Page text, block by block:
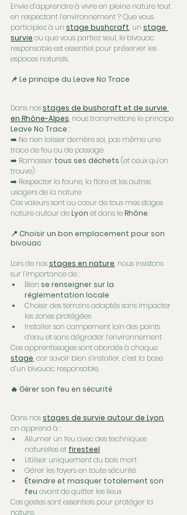
Envie d’apprendre à vivre en pleine nature tout
en respectant l’environnement ? Que vous
participiez à un stage bushcraft, un stage
survie ou que vous partiez seul, le bivouac
responsable est essentiel pour préserver les
espaces naturels.
📌 Le principe du Leave No Trace
Dans nos stages de bushcraft et de survie
en Rhône-Alpes, nous transmettons le principe
Leave No Trace :
➡️ Ne rien laisser derrière soi, pas même une
trace de feu ou de passage
➡️ Ramasser tous ses déchets (et ceux qu’on
trouve)
➡️ Respecter la faune, la flore et les autres
usagers de la nature
Ces valeurs sont au cœur de tous mes stages
nature autour de Lyon et dans le Rhône.
📍 Choisir un bon emplacement pour son
bivouac
Lors de nos stages en nature, nous insistons
sur l’importance de :
Bien se renseigner sur la
réglementation locale
Choisir des terrains adaptés sans impacter
les zones protégées
Installer son campement loin des points
d’eau et sans dégrader l’environnement
Ces apprentissages sont abordés à chaque
stage, car savoir bien s’installer, c’est la base
d’un bivouac responsable.
🔥 Gérer son feu en sécurité
Dans nos stages de survie autour de Lyon,
on apprend à :
Allumer un feu avec des techniques
naturelles et firesteel
Utiliser uniquement du bois mort
Gérer les foyers en toute sécurité
Éteindre et masquer totalement son
feu avant de quitter les lieux
Ces gestes sont essentiels pour protéger la
nature.